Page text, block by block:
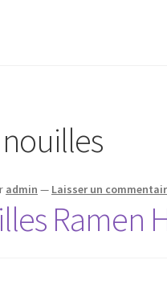
nouilles
admin — Laisser un
Ramen